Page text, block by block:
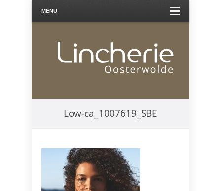
MENU
Low-ca_1007619_SBE